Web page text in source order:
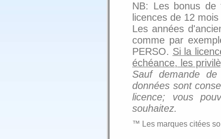
NB: Les bonus de
licences de 12
Les années
comme par
PERSO. Si la
échéance, les
Sauf demande
données sont
licence; vous
souhaitez.
™ Les marques citées